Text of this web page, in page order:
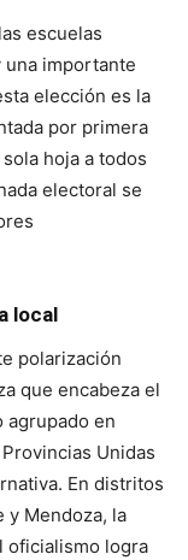
escuelas
importante
elección es la
por primera
hoja a todos
electoral se
local
polarización
que encabeza el
agrupado en
Unidas
En distritos
y Mendoza, la
oficialismo logra